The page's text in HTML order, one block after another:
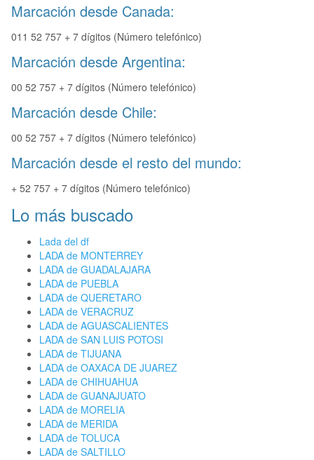
Marcación desde Canada:
011 52 757 + 7 dígitos (Número telefónico)
Marcación desde Argentina:
00 52 757 + 7 dígitos (Número telefónico)
Marcación desde Chile:
00 52 757 + 7 dígitos (Número telefónico)
Marcación desde el resto del mundo:
+ 52 757 + 7 dígitos (Número telefónico)
Lo más buscado
Lada del df
LADA de MONTERREY
LADA de GUADALAJARA
LADA de PUEBLA
LADA de QUERETARO
LADA de VERACRUZ
LADA de AGUASCALIENTES
LADA de SAN LUIS POTOSI
LADA de TIJUANA
LADA de OAXACA DE JUAREZ
LADA de CHIHUAHUA
LADA de GUANAJUATO
LADA de MORELIA
LADA de MERIDA
LADA de TOLUCA
LADA de SALTILLO